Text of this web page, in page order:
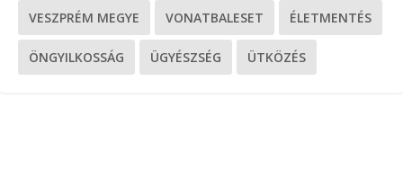
VESZPRÉM MEGYE VONATBALESET ÉLETMENTÉS
ÖNGYILKOSSÁG ÜGYÉSZSÉG ÜTKÖZÉS